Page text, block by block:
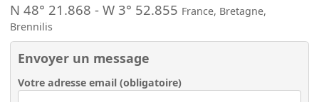
N 48° 21.868 -W 3° 52.855 France, Bretagne,
Brennilis
Envoyer un message
Votre adresse email (obligatoire)